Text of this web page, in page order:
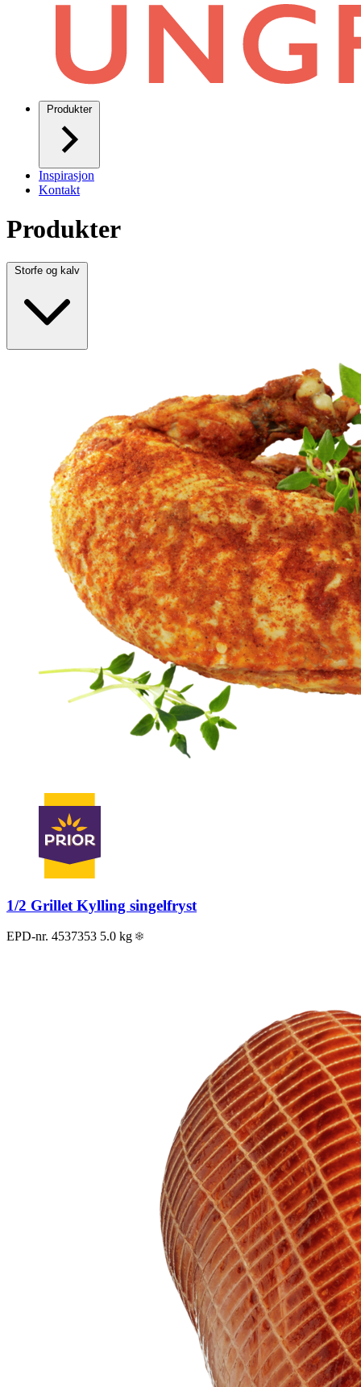
Produkter
Inspirasjon
Kontakt
Produkter
Storfe og kalv
1/2 Grillet Kylling singelfryst
EPD-nr. 4537353 5.0 kg